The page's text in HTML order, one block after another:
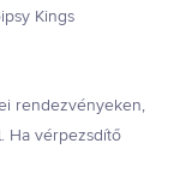
Kings
rendezvényeken,
Ha vérpezsdítő